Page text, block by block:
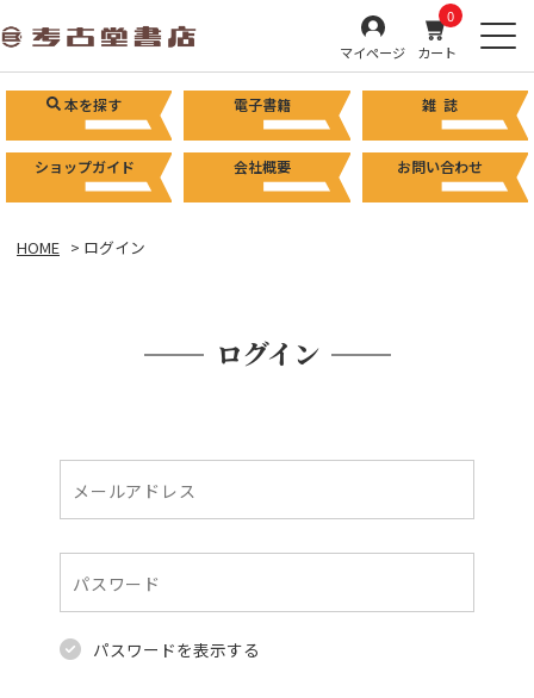
マイページ カート
0
本を探す 電子書籍 雑 誌
ショップガイド 会社概要 お問い合わせ
HOME ログイン
ログイン
パスワードを表示する